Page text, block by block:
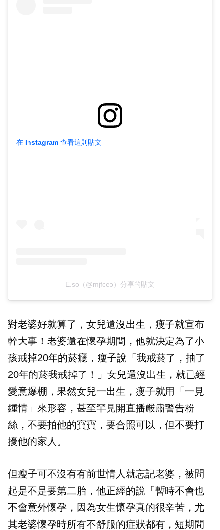
在 Instagram 查看這則貼文
E.so（@mjfceo）分享的貼文
對老婆好就算了，女兒還沒出生，瘦子就宣布
幹大事！老婆還在懷孕期間，他就決定為了小
孩戒掉20年的菸癮，瘦子說「我戒菸了，抽了
20年的菸我戒掉了！」女兒還沒出生，就已經
愛意爆棚，果然女兒一出生，瘦子就用「一見
鍾情」來形容，甚至罕見開直播嚴肅警告粉
絲，不要拍他的寶寶，要合照可以，但不要打
擾他的家人。
但瘦子可不沒有有前世情人就忘記老婆，被問
起是不是要第二胎，他正經的說「暫時不會也
不會意外懷孕，因為女生懷孕真的很辛苦，尤
其老婆懷孕時所有不舒服的症狀都有，短期間